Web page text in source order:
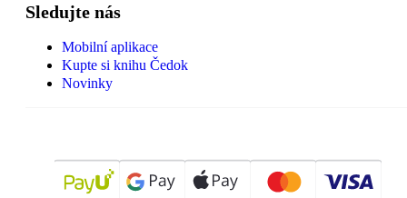
Sledujte nás
Mobilní aplikace
Kupte si knihu Čedok
Novinky